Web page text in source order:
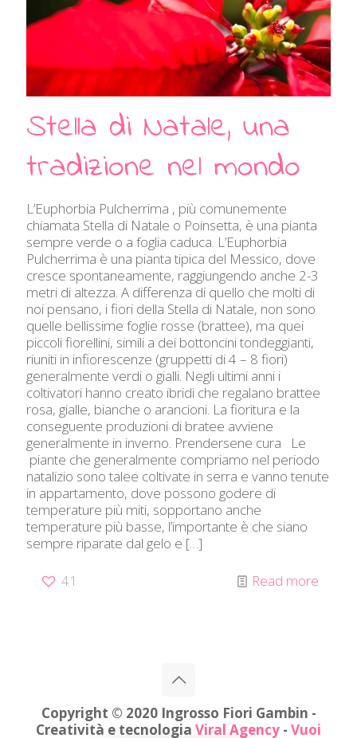
Stella di Natale, una
tradizione nel mondo
L’Euphorbia Pulcherrima , più comunemente
chiamata Stella di Natale o Poinsetta, è una pianta
sempre verde o a foglia caduca. L’Euphorbia
Pulcherrima è una pianta tipica del Messico, dove
cresce spontaneamente, raggiungendo anche 2-3
metri di altezza. A differenza di quello che molti di
noi pensano, i fiori della Stella di Natale, non sono
quelle bellissime foglie rosse (brattee), ma quei
piccoli fiorellini, simili a dei bottoncini tondeggianti,
riuniti in infiorescenze (gruppetti di 4 – 8 fiori)
generalmente verdi o gialli. Negli ultimi anni i
coltivatori hanno creato ibridi che regalano brattee
rosa, gialle, bianche o arancioni. La fioritura e la
conseguente produzioni di bratee avviene
generalmente in inverno. Prendersene cura Le
piante che generalmente compriamo nel periodo
natalizio sono talee coltivate in serra e vanno tenute
in appartamento, dove possono godere di
temperature più miti, sopportano anche
temperature più basse, l’importante è che siano
sempre riparate dal gelo e […]
41 Read more
Copyright © 2020 Ingrosso Fiori Gambin -
Creatività e tecnologia Viral Agency - Vuoi